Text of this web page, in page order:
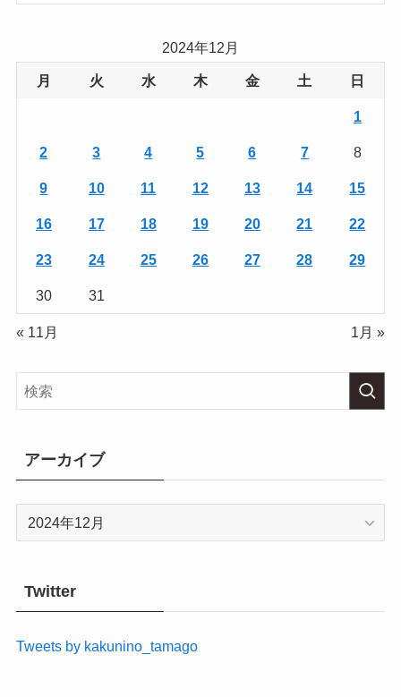
2024年12月
月 火 水 木 金 土 日
1
2 3 4 5 6 7 8
9 10 11 12 13 14 15
16 17 18 19 20 21 22
23 24 25 26 27 28 29
30 31
« 11月 1月 »
アーカイブ
Twitter
Tweets by kakunino_tamago